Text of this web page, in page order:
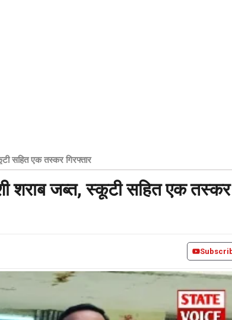
सहित एक तस्कर गिरफ्तार
शराब जब्त, स्कूटी सहित एक तस्कर